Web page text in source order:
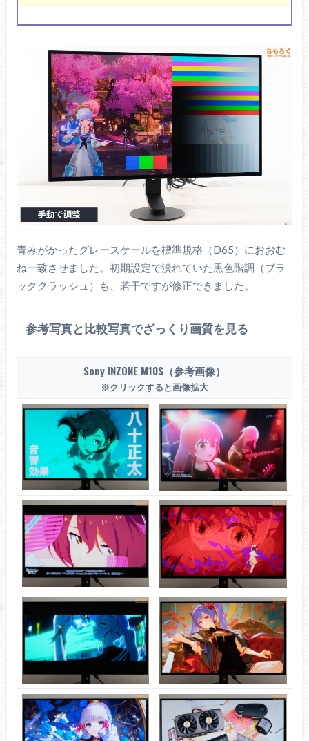
青みがかったグレースケールを標準規格（D65）におおむ
ね一致させました。初期設定で潰れていた黒色階調（ブラ
ッククラッシュ）も、若干ですが修正できました。
参考写真と比較写真でざっくり画質を見る
Sony INZONE M10S（参考画像）
※クリックすると画像拡大